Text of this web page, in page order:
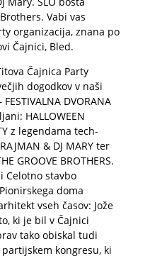
Vabi vas
organizacija, znana po
Čajnici, Bled.
Čajnica Party
dogodkov v naši
DVORANA
HALLOWEEN
z legendama tech-
& DJ MARY ter
GROOVE BROTHERS.
Celotno stavbo
doma
vseh časov: Jože
ki je bil v Čajnici
tako obiskal tudi
kongresu, ki